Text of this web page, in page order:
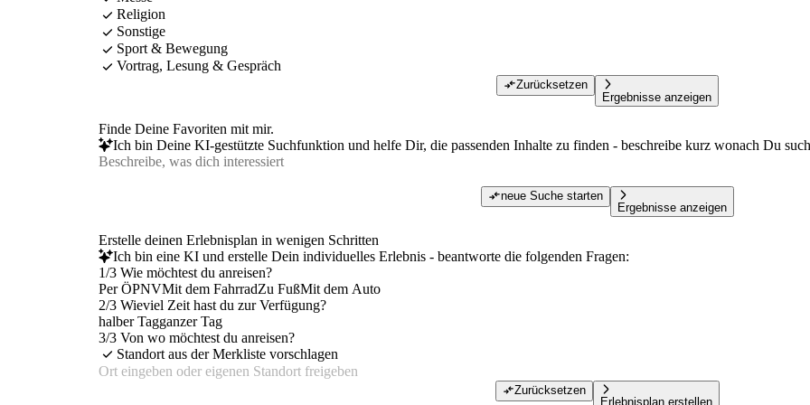
Religion
Sonstige
Sport & Bewegung
Vortrag, Lesung & Gespräch
Zurücksetzen
Ergebnisse anzeigen
Finde Deine Favoriten mit mir.
Ich bin Deine KI-gestützte Suchfunktion und helfe Dir, die passenden Inhalte zu finden - beschreibe kurz wonach Du
neue Suche starten
Ergebnisse anzeigen
Erstelle deinen Erlebnisplan in wenigen Schritten
Ich bin eine KI und erstelle Dein individuelles Erlebnis - beantworte die folgenden Fragen:
1/3 Wie möchtest du anreisen?
Per ÖPNVMit dem FahrradZu FußMit dem Auto
2/3 Wieviel Zeit hast du zur Verfügung?
halber Tagganzer Tag
3/3 Von wo möchtest du anreisen?
Standort aus der Merkliste vorschlagen
Zurücksetzen
Erlebnisplan erstellen